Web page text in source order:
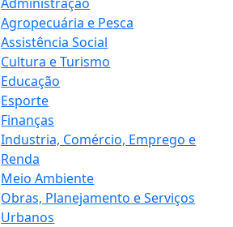
Agropecuária e Pesca
Assistência Social
Cultura e Turismo
Educação
Esporte
Finanças
Industria, Comércio, Emprego e
Renda
Meio Ambiente
Obras, Planejamento e Serviços
Urbanos